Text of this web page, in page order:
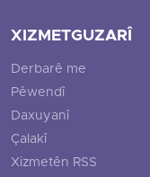
XIZMETGUZARÎ
Derbarê me
Pêwendî
Daxuyanî
Çalakî
Xizmetên RSS